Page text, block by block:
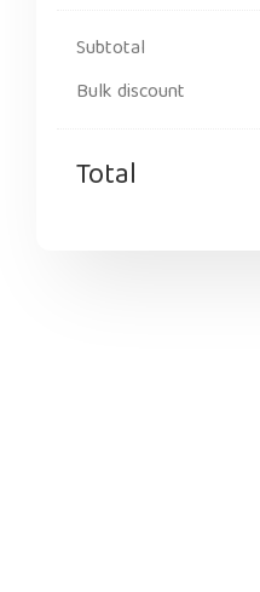
Subtotal
Bulk discount
Total